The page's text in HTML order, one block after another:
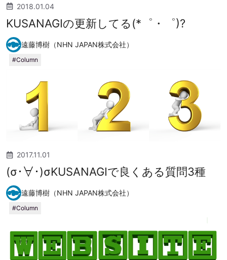
2018.01.04
KUSANAGIの更新してる(*゜・゜)?
遠藤博樹（NHN JAPAN株式会社）
Column
2017.11.01
(σ･∀･)σKUSANAGIで良くある質問3種
遠藤博樹（NHN JAPAN株式会社）
Column